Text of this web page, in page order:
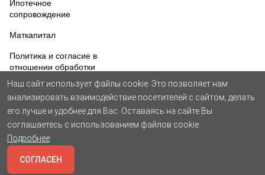
Ипотечное
сопровождение
Маткапитал
Политика и согласие в
отношении обработки
персональных данных
Соглашение об
использовании cookie
© Все права защищены. 2002-2026гг. ООО «ЦНА».
Наш сайт использует файлы cookie. Это позволяет нам
анализировать взаимодействие посетителей с сайтом, делать
его лучше и удобнее для Вас. Оставаясь на сайте Вы
соглашаетесь с использованием файлов cookie.
Подробнее
СОГЛАСЕН